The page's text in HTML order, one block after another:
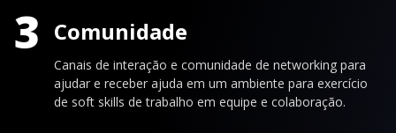
3 Comunidade
Canais de interação e comunidade de networking para
ajudar e receber ajuda em um ambiente para exercício
de soft skills de trabalho em equipe e colaboração.